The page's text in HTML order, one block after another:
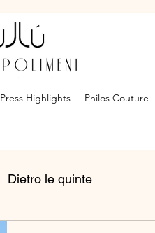
Press Highlights Philos Couture
Dietro le quinte